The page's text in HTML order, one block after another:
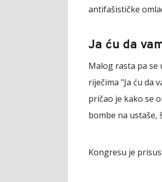
antifašističke
Ja ću da
Malog rasta pa se
riječima "Ja ću da
pričao je kako se
bombe na ustaše,
Kongresu je